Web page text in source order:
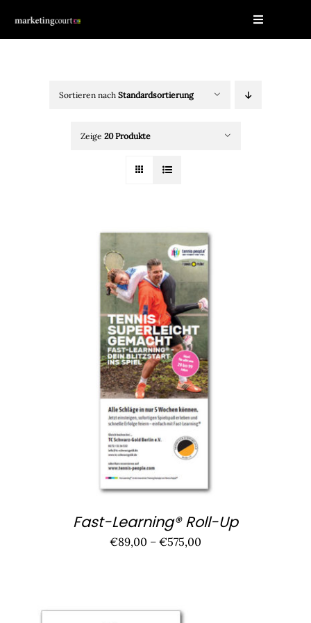
Toggle
KAMPAGNENSortieren nach Standardsortierung
Zeige 20 Produkte
AUSFÜHRUNG WÄHLENDIESES
PRODUKT
WEIST
MEHRERE
VARIANTEN
AUF.
DIE
OPTIONEN
AUF
PRODUKTSEITE
GEWÄHLT
WERDEN
/ DETAILS
Fast-Learning® Roll-Up
€89,00 – €575,00